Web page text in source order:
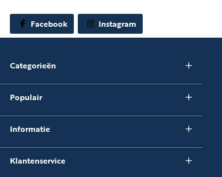
Facebook Instagram
Categorieën
Populair
Informatie
Klantenservice